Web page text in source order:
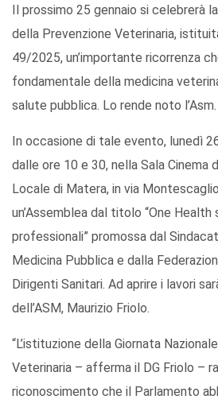
Il prossimo 25 gennaio si celebrerà
della Prevenzione Veterinaria,
49/2025, un’importante ricorrenza
fondamentale della medicina
salute pubblica. Lo rende noto l’Asm.
In occasione di tale evento, lunedì
dalle ore 10 e 30, nella Sala Cinema
Locale di Matera, in via
un’Assemblea dal titolo “One Health
professionali” promossa dal
Medicina Pubblica e dalla
Dirigenti Sanitari. Ad aprire i lavori
dell’ASM, Maurizio Friolo.
“L’istituzione della Giornata
Veterinaria – afferma il DG Friolo –
riconoscimento che il Parlamento